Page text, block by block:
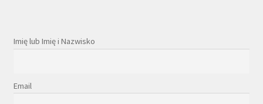
Imię lub Imię i Nazwisko
Email